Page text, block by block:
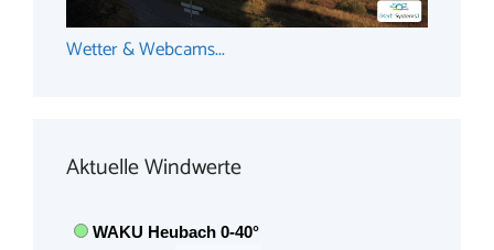
Wetter & Webcams...
Aktuelle Windwerte